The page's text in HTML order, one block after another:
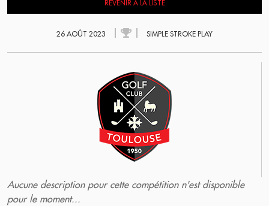
REVENIR À LA LISTE
26 AOÛT 2023 SIMPLE STROKE PLAY
Aucune description pour cette compétition n'est disponible
pour le moment...